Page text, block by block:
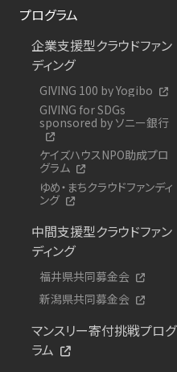
プログラム
企業支援型クラウドファン
ディング
GIVING 100 by Yogibo
GIVING for SDGs
sponsored by ソニー銀行
ケイズハウスNPO助成プロ
グラム
ゆめ・まちクラウドファンディ
ング
中間支援型クラウドファン
ディング
福井県共同募金会
新潟県共同募金会
マンスリー寄付挑戦プログ
ラム